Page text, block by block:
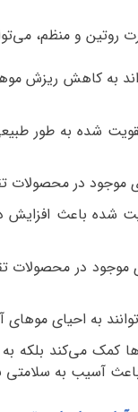
و منظم،
به کاهش ریزش
شده به طور
موجود در محصولات
شده باعث افزایش
موجود در محصولات
به احیای موهای
کمک می‌کند
آسیب به سلامتی